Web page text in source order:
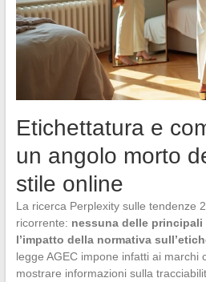
Etichettatura e
un angolo morto
stile online
La ricerca Perplexity sulle tendenze
ricorrente: nessuna delle
l’impatto della normativa
legge AGEC impone infatti ai marchi
mostrare informazioni sulla